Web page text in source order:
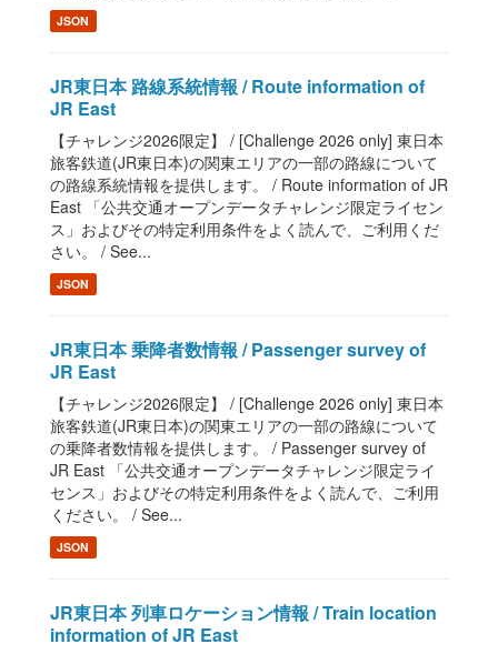
JSON
JR東日本 路線系統情報 / Route information of
JR East
【チャレンジ2026限定】 / [Challenge 2026 only] 東日本
旅客鉄道(JR東日本)の関東エリアの一部の路線について
の路線系統情報を提供します。 / Route information of JR
East 「公共交通オープンデータチャレンジ限定ライセン
ス」およびその特定利用条件をよく読んで、ご利用くだ
さい。 / See...
JSON
JR東日本 乗降者数情報 / Passenger survey of
JR East
【チャレンジ2026限定】 / [Challenge 2026 only] 東日本
旅客鉄道(JR東日本)の関東エリアの一部の路線について
の乗降者数情報を提供します。 / Passenger survey of
JR East 「公共交通オープンデータチャレンジ限定ライ
センス」およびその特定利用条件をよく読んで、ご利用
ください。 / See...
JSON
JR東日本 列車ロケーション情報 / Train location
information of JR East